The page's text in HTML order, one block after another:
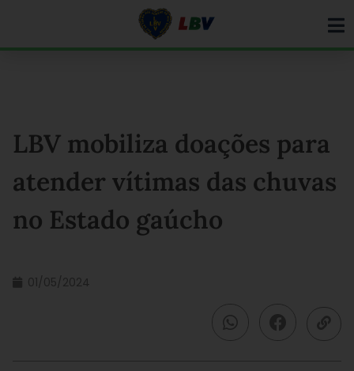
LBV mobiliza doações para
atender vítimas das chuvas
no Estado gaúcho
01/05/2024